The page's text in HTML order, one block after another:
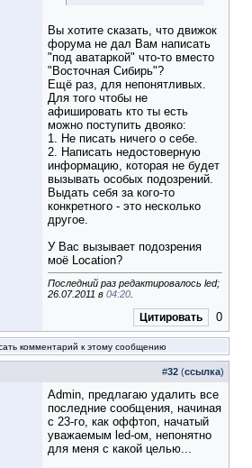
Вы хотите сказать, что движок
форума не дал Вам написать
"под аватаркой" что-то вместо
"Восточная Сибирь"?
Ещё раз, для непонятливых.
Для того чтобы не
афишировать кто ты есть
можно поступить двояко:
1. Не писать ничего о себе.
2. Написать недостоверную
информацию, которая не будет
вызывать особых подозрений.
Выдать себя за кого-то
конкретного - это несколько
другое.
У Вас вызывает подозрения
моё Location?
Последний раз редактировалось led;
26.07.2011 в 04:20
Цитировать 0
комментарий к этому сообщению
#32 (ссылка)
Admin, предлагаю удалить все
последние сообщения, начиная
с 23-го, как оффтоп, начатый
уважаемым led-ом, непонятно
для меня с какой целью...